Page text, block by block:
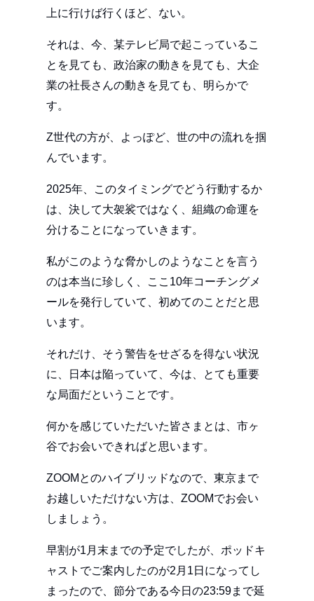
上に行けば行くほど、ない。
それは、今、某テレビ局で起こっているこ
とを見ても、政治家の動きを見ても、大企
業の社長さんの動きを見ても、明らかで
す。
Z世代の方が、よっぽど、世の中の流れを掴
んでいます。
2025年、このタイミングでどう行動するか
は、決して大袈裟ではなく、組織の命運を
分けることになっていきます。
私がこのような脅かしのようなことを言う
のは本当に珍しく、ここ10年コーチングメ
ールを発行していて、初めてのことだと思
います。
それだけ、そう警告をせざるを得ない状況
に、日本は陥っていて、今は、とても重要
な局面だということです。
何かを感じていただいた皆さまとは、市ヶ
谷でお会いできればと思います。
ZOOMとのハイブリッドなので、東京まで
お越しいただけない方は、ZOOMでお会い
しましょう。
早割が1月末までの予定でしたが、ポッドキ
ャストでご案内したのが2月1日になってし
まったので、節分である今日の23:59まで延